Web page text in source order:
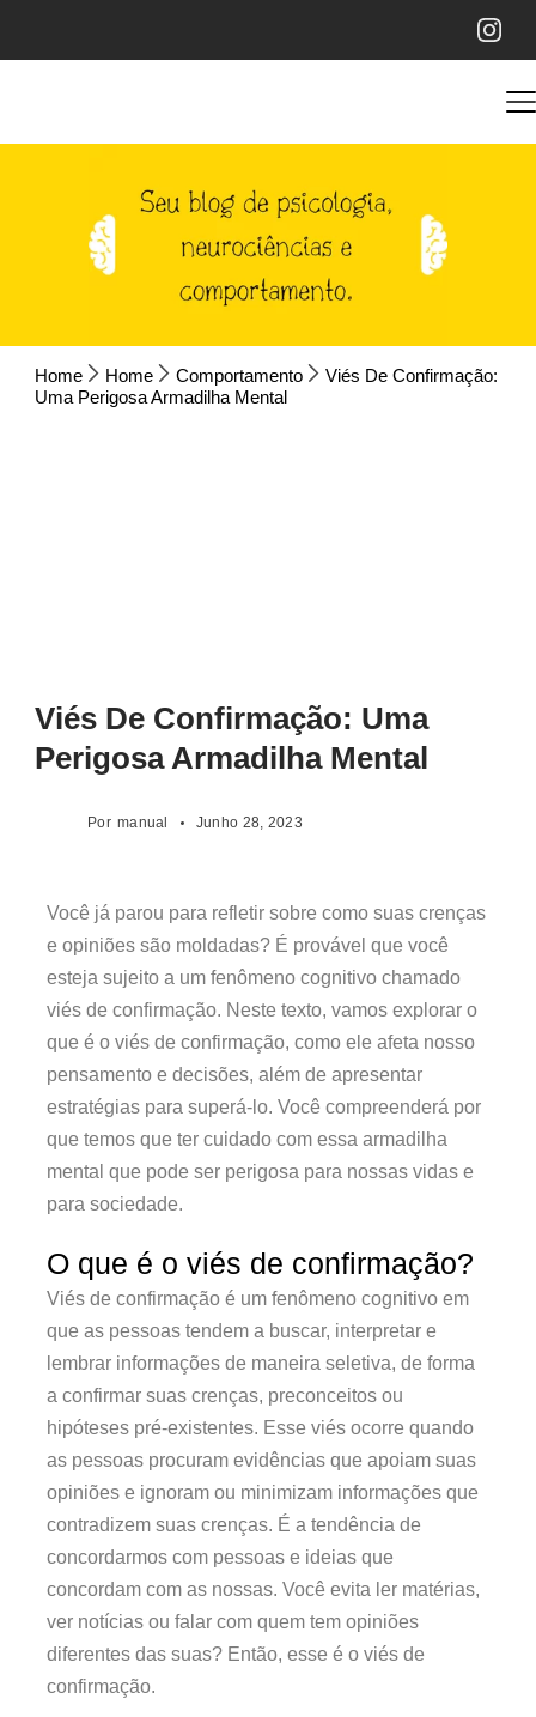
Home Home Comportamento
Viés De Confirmação:
Uma Perigosa Armadilha Mental
Viés De Confirmação: Uma
Perigosa Armadilha Mental
Por manual Junho 28, 2023
Você já parou para refletir sobre como suas crenças
e opiniões são moldadas? É provável que você
esteja sujeito a um fenômeno cognitivo chamado
viés de confirmação. Neste texto, vamos explorar o
que é o viés de confirmação, como ele afeta nosso
pensamento e decisões, além de apresentar
estratégias para superá-lo. Você compreenderá por
que temos que ter cuidado com essa armadilha
mental que pode ser perigosa para nossas vidas e
para sociedade.
O que é o viés de confirmação?
Viés de confirmação é um fenômeno cognitivo em
que as pessoas tendem a buscar, interpretar e
lembrar informações de maneira seletiva, de forma
a confirmar suas crenças, preconceitos ou
hipóteses pré-existentes. Esse viés ocorre quando
as pessoas procuram evidências que apoiam suas
opiniões e ignoram ou minimizam informações que
contradizem suas crenças. É a tendência de
concordarmos com pessoas e ideias que
concordam com as nossas. Você evita ler matérias,
ver notícias ou falar com quem tem opiniões
diferentes das suas? Então, esse é o viés de
confirmação.